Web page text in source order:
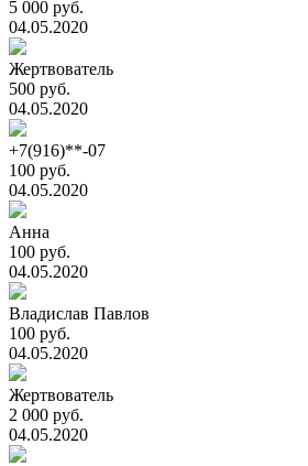
5 000 руб.
04.05.2020
Жертвователь
500 руб.
04.05.2020
+7(916)**-07
100 руб.
04.05.2020
Анна
100 руб.
04.05.2020
Владислав Павлов
100 руб.
04.05.2020
Жертвователь
2 000 руб.
04.05.2020